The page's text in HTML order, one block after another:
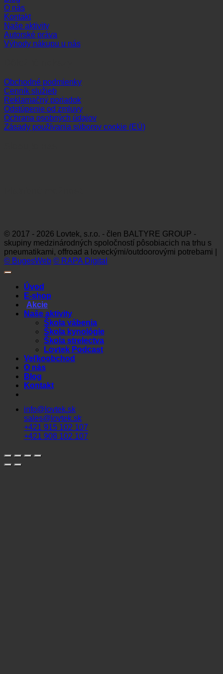
O nás
Kontakt
Naše aktivity
Autorské práva
Výhody nákupu u nás
Obchodné podmienky
Cenník služieb
Reklamačný poriadok
Odstúpenie od zmluvy
Ochrana osobných údajov
Zásady používania súborov cookie (EÚ)
© 2017 - 2026 Lovtek, s.r.o. - člen BALTYRE GROUP -
skupiny medzinárodných spoločností pôsobiacich na trhu s
pneumatikami, offroad a loveckými/outdoorovými potrebami |
© BugesWeb © RAPA Digital
Úvod
E-shop
Akcie
Naše aktivity
Škola vábenia
Škola kynológie
Škola strelectva
Lovtek Podcast
Veľkoobchod
O nás
Blog
Kontakt
info@lovtek.sk
sales@lovtek.sk
+421 915 102 107
+421 908 102 107